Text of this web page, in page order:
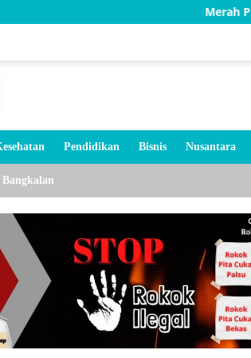
Merah Putih Menyala di
Pendidikan Bisnis Nusantara
Bangkalan